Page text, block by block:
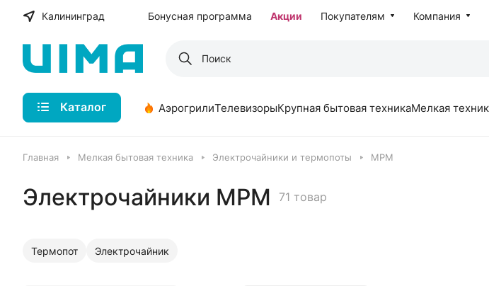
Калининград Бонусная программа Акции Покупателям Компания
Каталог АэрогрилиТелевизорыКрупная бытовая техникаМелкая
Главная Мелкая бытовая техника Электрочайники и термопоты MPM
Электрочайники MPM 71 товар
Термопот Электрочайник